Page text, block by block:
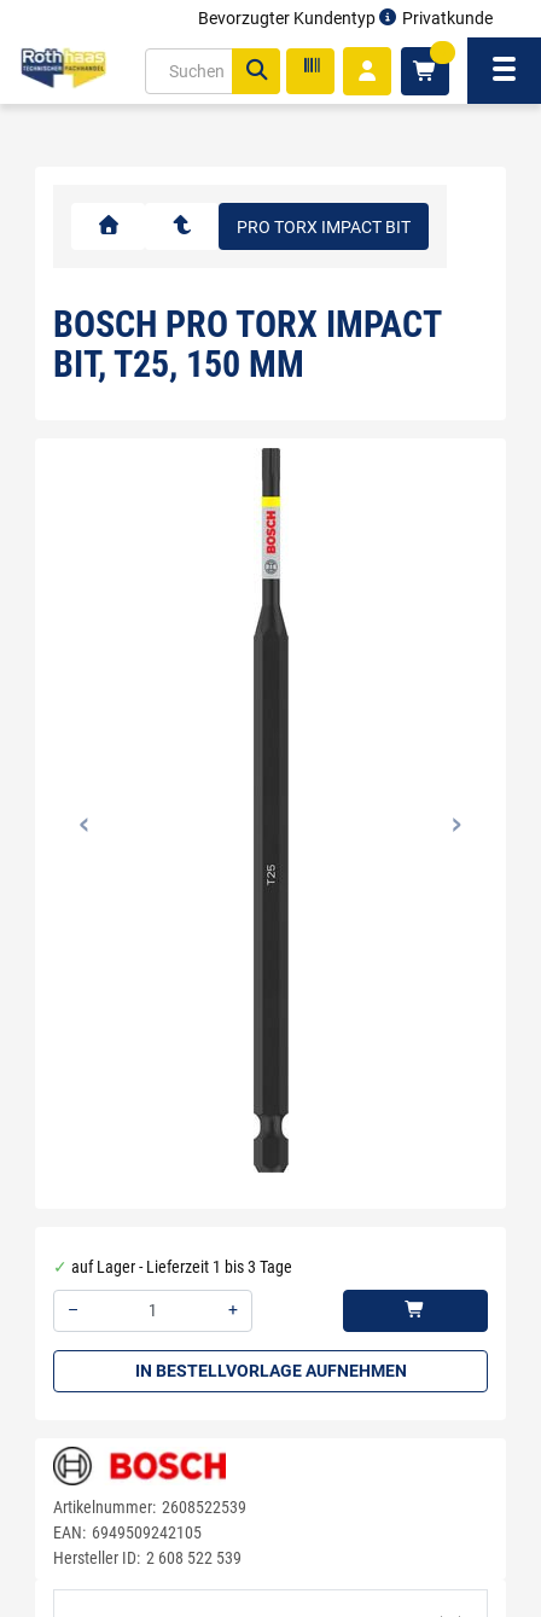
Bevorzugter Kundentyp Privatkunde
PRO TORX IMPACT BIT
BOSCH PRO TORX IMPACT
BIT, T25, 150 MM
auf Lager - Lieferzeit 1 bis 3 Tage
–
+
IN BESTELLVORLAGE AUFNEHMEN
Artikelnummer: 2608522539
EAN: 6949509242105
Hersteller ID: 2 608 522 539